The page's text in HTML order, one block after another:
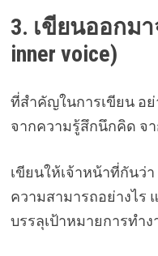
3. เขียนออกมา
inner voice)
ที่สำคัญในการเขียน อ
จากความรู้สึกนึกคิด จ
เขียนให้เจ้าหน้าที่กันว่
ความสามารถอย่างไ
บรรลุเป้าหมายการทำ